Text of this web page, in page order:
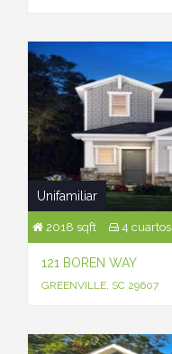
Unifamiliar
2018 sqft 4 cuartos
121 BOREN WAY
GREENVILLE, SC 29607